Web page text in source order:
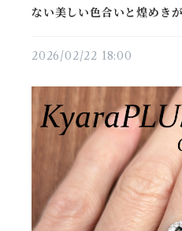
ない美しい色合いと煌めき
2026/02/22 18:00